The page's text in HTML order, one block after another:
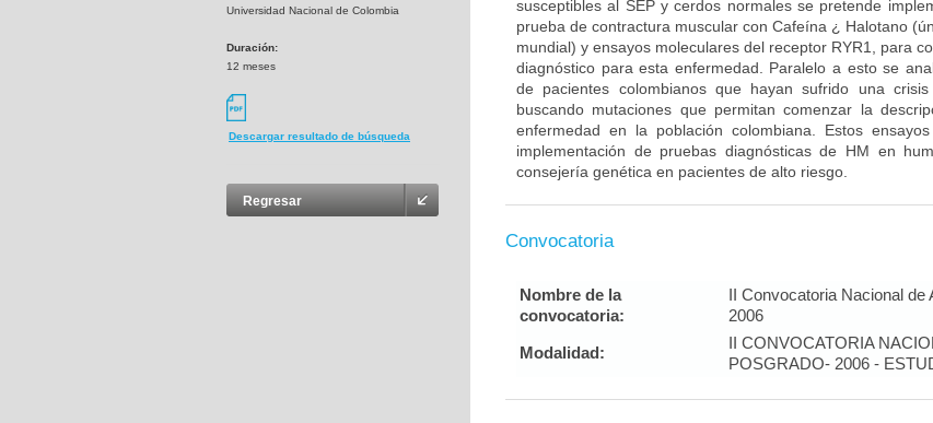
Universidad Nacional de Colombia
Duración:
12 meses
Descargar resultado de búsqueda
Regresar
susceptibles al SEP y cerdos normales se pretende
prueba de contractura muscular con Cafeína ¿ Halotano
mundial) y ensayos moleculares del receptor RYR1, para
diagnóstico para esta enfermedad. Paralelo a esto se
de pacientes colombianos que hayan sufrido una
buscando mutaciones que permitan comenzar la
enfermedad en la población colombiana. Estos
implementación de pruebas diagnósticas de HM en
consejería genética en pacientes de alto riesgo.
Convocatoria
Nombre de la
convocatoria:
II Convocatoria Nacional
2006
Modalidad:
II CONVOCATORIA
POSGRADO- 2006 -